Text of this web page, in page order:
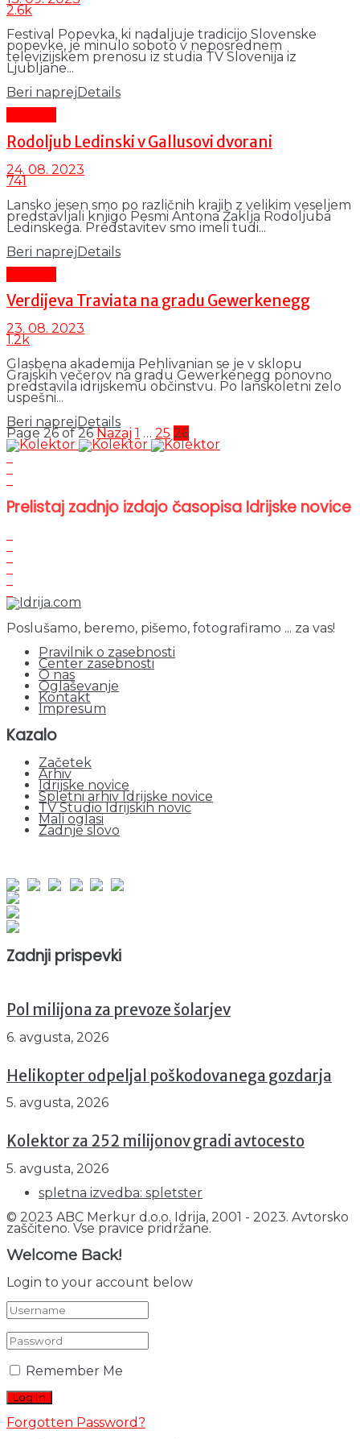
2.6k
Festival Popevka, ki nadaljuje tradicijo Slovenske
popevke, je minulo soboto v neposrednem
televizijskem prenosu iz studia TV Slovenija iz
Ljubljane...
Beri naprej Details
Rodoljub Ledinski v Gallusovi dvorani
24. 08. 2023
741
Lansko jesen smo po različnih krajih z velikim veseljem
predstavljali knjigo Pesmi Antona Žaklja Rodoljuba
Ledinskega. Predstavitev smo imeli tudi...
Beri naprejDetails
Verdijeva Traviata na gradu Gewerkenegg
23. 08. 2023
1.2k
Glasbena akademija Pehlivanian se je v sklopu
Grajskih večerov na gradu Gewerkenegg ponovno
predstavila idrijskemu občinstvu. Po lanskoletni zelo
uspešni...
Beri naprejDetails
Page 26 of 26 Nazaj 1 … 25 26
Prelistaj zadnjo izdajo časopisa Idrijske novice
Poslušamo, beremo, pišemo, fotografiramo ... za vas!
Pravilnik o zasebnosti
Center zasebnosti
O nas
Oglaševanje
Kontakt
Impresum
Kazalo
Začetek
Arhiv
Idrijske novice
Spletni arhiv Idrijske novice
TV Studio Idrijskih novic
Mali oglasi
Zadnje slovo
Zadnji prispevki
Pol milijona za prevoze šolarjev
6. avgusta, 2026
Helikopter odpeljal poškodovanega gozdarja
5. avgusta, 2026
Kolektor za 252 milijonov gradi avtocesto
5. avgusta, 2026
spletna izvedba: spletster
© 2023 ABC Merkur d.o.o. Idrija, 2001 - 2023. Avtorsko
zaščiteno. Vse pravice pridržane.
Welcome Back!
Login to your account below
Remember Me
Forgotten Password?